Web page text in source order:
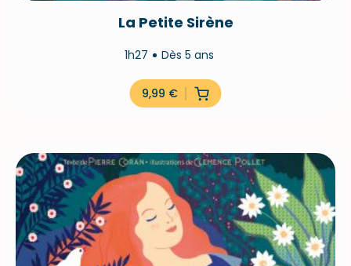
La Petite Sirène
1h27 Dès 5 ans
9,99 €